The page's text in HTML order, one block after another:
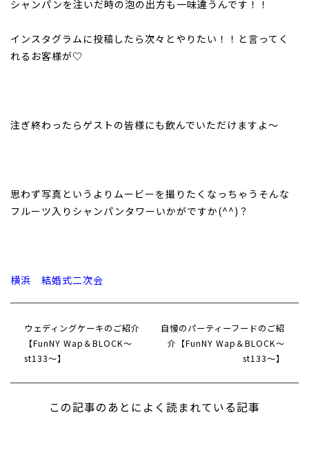
シャンパンを注いだ時の泡の出方も一味違うんです！！
インスタグラムに投稿したら次々とやりたい！！と言ってく
れるお客様が♡
注ぎ終わったらゲストの皆様にも飲んでいただけますよ～
思わず写真というよりムービーを撮りたくなっちゃうそんな
フルーツ入りシャンパンタワーいかがですか(^^)？
横浜 結婚式二次会
ウェディングケーキのご紹介
【FunNY Wap＆BLOCK～
st133～】
自慢のパーティーフードのご紹
介【FunNY Wap＆BLOCK～
st133～】
この記事のあとによく読まれている記事